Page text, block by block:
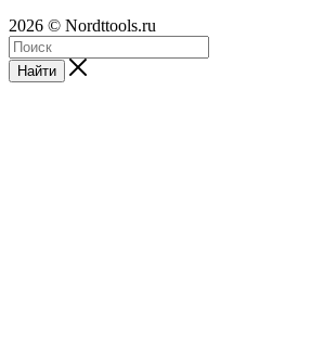
2026 © Nordttools.ru
Найти